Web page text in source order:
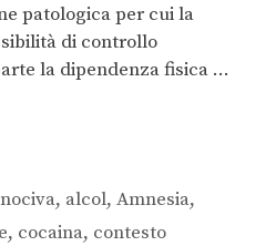
patologica per cui la
di controllo
la dipendenza fisica …
, alcol,Amnesia,
, cocaina, contesto